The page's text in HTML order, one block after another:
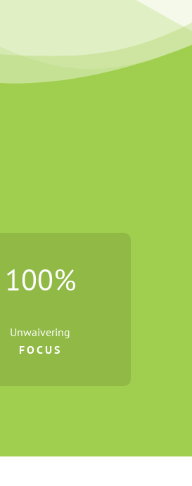
100%
Unwaivering
FOCUS